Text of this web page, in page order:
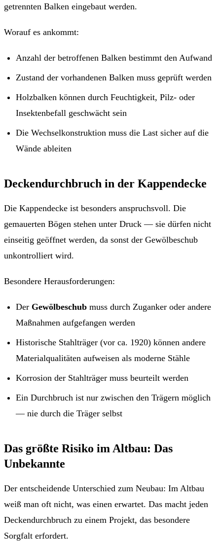
getrennten Balken eingebaut werden.
Worauf es ankommt:
Anzahl der betroffenen Balken bestimmt den Aufwand
Zustand der vorhandenen Balken muss geprüft werden
Holzbalken können durch Feuchtigkeit, Pilz- oder
Insektenbefall geschwächt sein
Die Wechselkonstruktion muss die Last sicher auf die
Wände ableiten
Deckendurchbruch in der Kappendecke
Die Kappendecke ist besonders anspruchsvoll. Die
gemauerten Bögen stehen unter Druck — sie dürfen nicht
einseitig geöffnet werden, da sonst der Gewölbeschub
unkontrolliert wird.
Besondere Herausforderungen:
Der Gewölbeschub muss durch Zuganker oder andere
Maßnahmen aufgefangen werden
Historische Stahlträger (vor ca. 1920) können andere
Materialqualitäten aufweisen als moderne Stähle
Korrosion der Stahlträger muss beurteilt werden
Ein Durchbruch ist nur zwischen den Trägern möglich
— nie durch die Träger selbst
Das größte Risiko im Altbau: Das
Unbekannte
Der entscheidende Unterschied zum Neubau: Im Altbau
weiß man oft nicht, was einen erwartet. Das macht jeden
Deckendurchbruch zu einem Projekt, das besondere
Sorgfalt erfordert.